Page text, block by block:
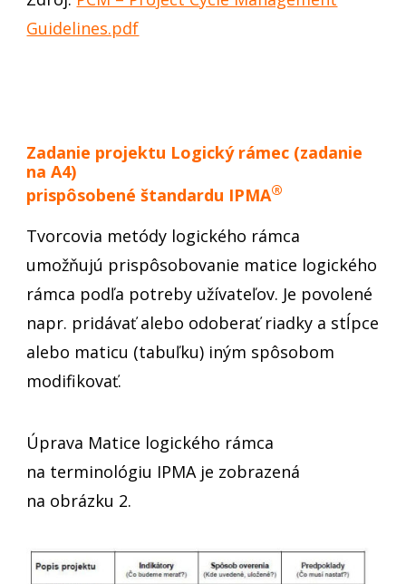
Guidelines.pdf
Zadanie projektu Logický rámec (zadanie
na A4)
prispôsobené štandardu IPMA®
Tvorcovia metódy logického rámca
umožňujú prispôsobovanie matice logického
rámca podľa potreby užívateľov. Je povolené
napr. pridávať alebo odoberať riadky a stĺpce
alebo maticu (tabuľku) iným spôsobom
modifikovať.
Úprava Matice logického rámca
na terminológiu IPMA je zobrazená
na obrázku 2.